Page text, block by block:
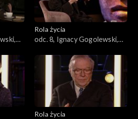
Rola życia
odc. 8, Ignacy Gogolewski,
Rola życia